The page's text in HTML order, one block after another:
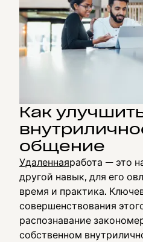
Как
общение
Удаленнаяработа — это
другой навык, для его
время и практика.
совершенствования
распознавание
собственном